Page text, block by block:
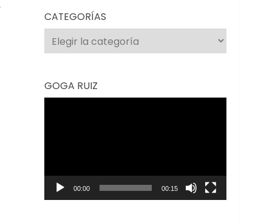
CATEGORÍAS
Categorías
GOGA RUIZ
00:00 00:15